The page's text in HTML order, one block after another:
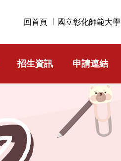
回首頁 國立彰化師範大學
招生資訊 申請連結